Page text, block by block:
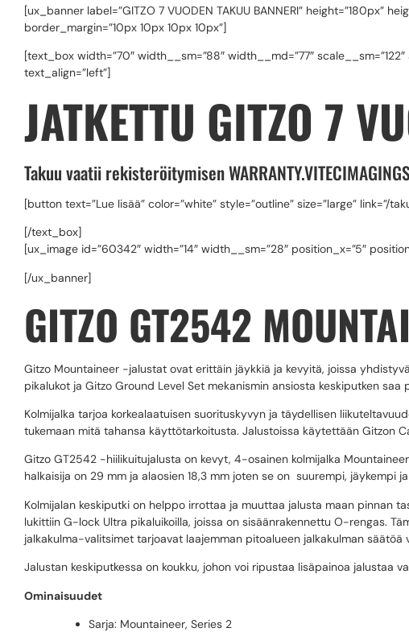
[ux_banner label=”GITZO 7 VUODEN TAKUU BANNERI”
border_margin=”10px 10px 10px 10px”]
[text_box width=”70″ width__sm=”88″ width__md=”77″
text_align=”left”]
JATKETTU GITZO 7
Takuu vaatii rekisteröitymisen
[button text=”Lue lisää” color=”white” style=”outline” size=”large” link=”/
[/text_box]
[ux_image id=”60342″ width=”14″ width__sm=”28″ position_x=”5″
[/ux_banner]
GITZO GT2542
Gitzo Mountaineer -jalustat ovat erittäin jäykkiä ja kevyitä, joissa
pikalukot ja Gitzo Ground Level Set mekanismin ansiosta keskiputken
Kolmijalka tarjoa korkealaatuisen suorituskyvyn ja täydellisen
tukemaan mitä tahansa käyttötarkoitusta. Jalustoissa käytettään Gitzon
Gitzo GT2542 -hiilikuitujalusta on kevyt, 4-osainen kolmijalka
halkaisija on 29 mm ja alaosien 18,3 mm joten se on suurempi,
Kolmijalan keskiputki on helppo irrottaa ja muuttaa jalusta maan pinnan
lukittiin G-lock Ultra pikaluikoilla, joissa on sisäänrakennettu O-rengas.
jalkakulma-valitsimet tarjoavat laajemman pitoalueen jalkakulman säätöä
Jalustan keskiputkessa on koukku, johon voi ripustaa lisäpainoa jalustaa
Ominaisuudet
Sarja: Mountaineer, Series 2